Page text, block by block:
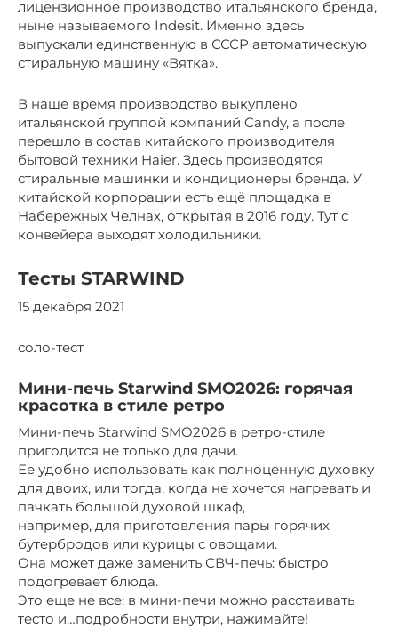
лицензионное производство итальянского бренда,
ныне называемого Indesit. Именно здесь
выпускали единственную в СССР автоматическую
стиральную машину «Вятка».
В наше время производство выкуплено
итальянской группой компаний Candy, а после
перешло в состав китайского производителя
бытовой техники Haier. Здесь производятся
стиральные машинки и кондиционеры бренда. У
китайской корпорации есть ещё площадка в
Набережных Челнах, открытая в 2016 году. Тут с
конвейера выходят холодильники.
Тесты STARWIND
15 декабря 2021
соло-тест
Мини-печь Starwind SMO2026: горячая
красотка в стиле ретро
Мини-печь Starwind SMO2026 в ретро-стиле
пригодится не только для дачи.
Ее удобно использовать как полноценную духовку
для двоих, или тогда, когда не хочется нагревать и
пачкать большой духовой шкаф,
например, для приготовления пары горячих
бутербродов или курицы с овощами.
Она может даже заменить СВЧ-печь: быстро
подогревает блюда.
Это еще не все: в мини-печи можно расстаивать
тесто и…подробности внутри, нажимайте!